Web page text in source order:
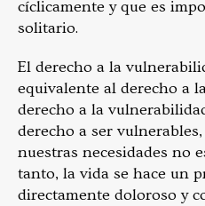
cíclicamente y que es
solitario.
El derecho a la
equivalente al derecho a
derecho a la
derecho a ser
nuestras necesidades no
tanto, la vida se hace un
directamente doloroso y